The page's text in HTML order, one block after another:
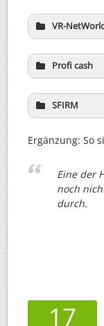
VR-
Profi cash
SFIRM
Ergänzung: So
Eine der
noch
durch.
17